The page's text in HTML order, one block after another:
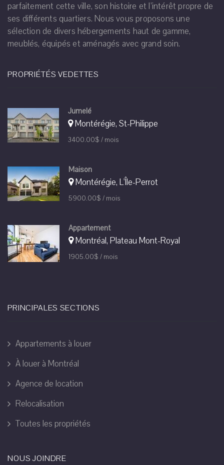
parfaitement cette ville, son histoire et l’intérêt propre de
ses différents quartiers. Nous vous proposons une
sélection de divers hébergements haut de gamme,
meublés, équipés et aménagés avec grand soin.
PROPRIÉTÉS VEDETTES
Jumelé
Montérégie, St-Philippe
3400.00$ / mois
Maison
Montérégie, L'Île-Perrot
5900.00$ / mois
Appartement
Montréal, Plateau Mont-Royal
1905.00$ / mois
PRINCIPALES SECTIONS
Appartements à louer
À louer à Montréal
Agence de location
Relocalisation
Toutes les propriétés
NOUS JOINDRE